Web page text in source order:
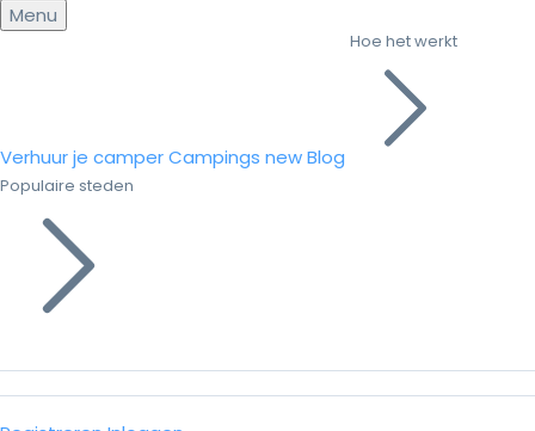
Menu
Verhuur je camperCampings newBlog
Hoe het werkt
Populaire steden